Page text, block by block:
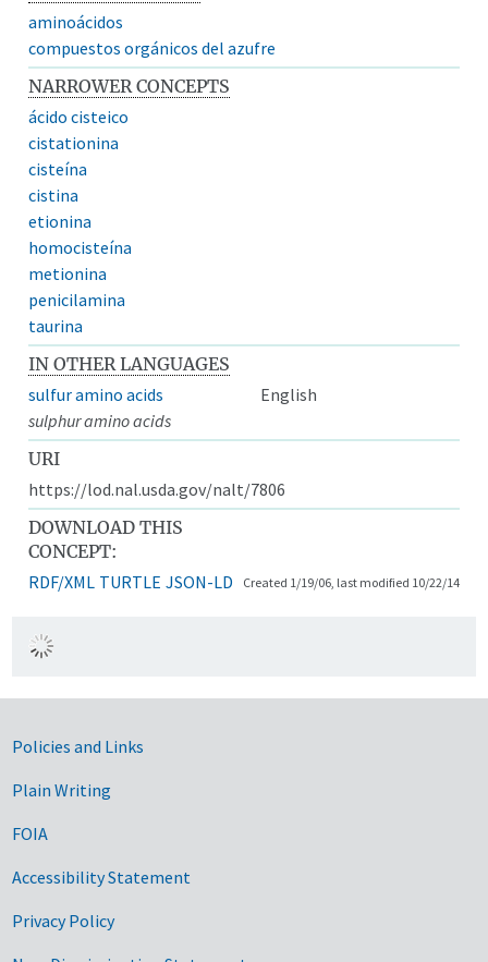
aminoácidos
compuestos orgánicos del azufre
NARROWER CONCEPTS
ácido cisteico
cistationina
cisteína
cistina
etionina
homocisteína
metionina
penicilamina
taurina
IN OTHER LANGUAGES
sulfur amino acids
English
sulphur amino acids
URI
https://lod.nal.usda.gov/nalt/7806
DOWNLOAD THIS
CONCEPT:
RDF/XML TURTLE JSON-LD Created 1/19/06, last modified 10/22/14
Government Links
Policies and Links
Plain Writing
FOIA
Accessibility Statement
Privacy Policy